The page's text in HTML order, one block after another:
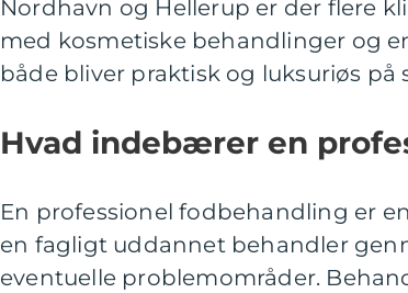
Nordhavn og Hellerup er der flere
med kosmetiske behandlinger og
både bliver praktisk og luksuriøs på
Hvad indebærer en
En professionel fodbehandling er
en fagligt uddannet behandler
eventuelle problemområder.